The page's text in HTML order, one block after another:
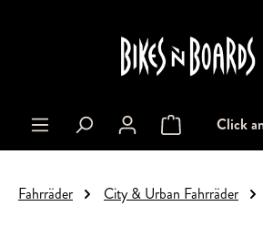
WarenkorbClick
Fahrräder City & Urban Fahrräder